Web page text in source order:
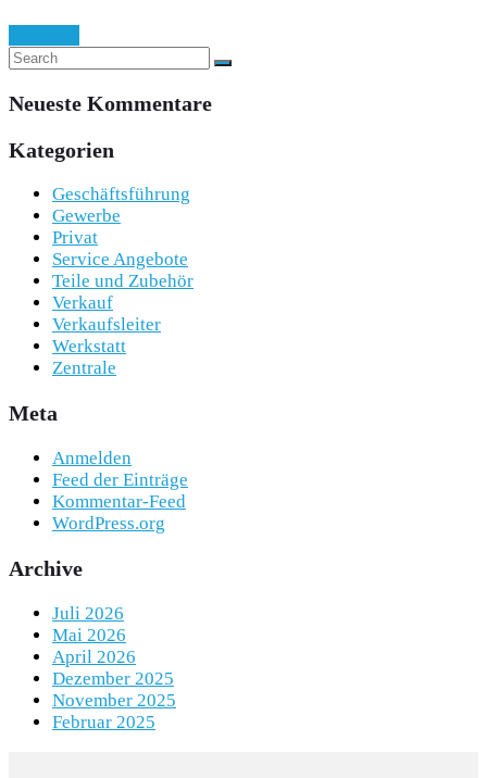
Neueste Kommentare
Kategorien
Geschäftsführung
Gewerbe
Privat
Service Angebote
Teile und Zubehör
Verkauf
Verkaufsleiter
Werkstatt
Zentrale
Meta
Anmelden
Feed der Einträge
Kommentar-Feed
WordPress.org
Archive
Juli 2026
Mai 2026
April 2026
Dezember 2025
November 2025
Februar 2025